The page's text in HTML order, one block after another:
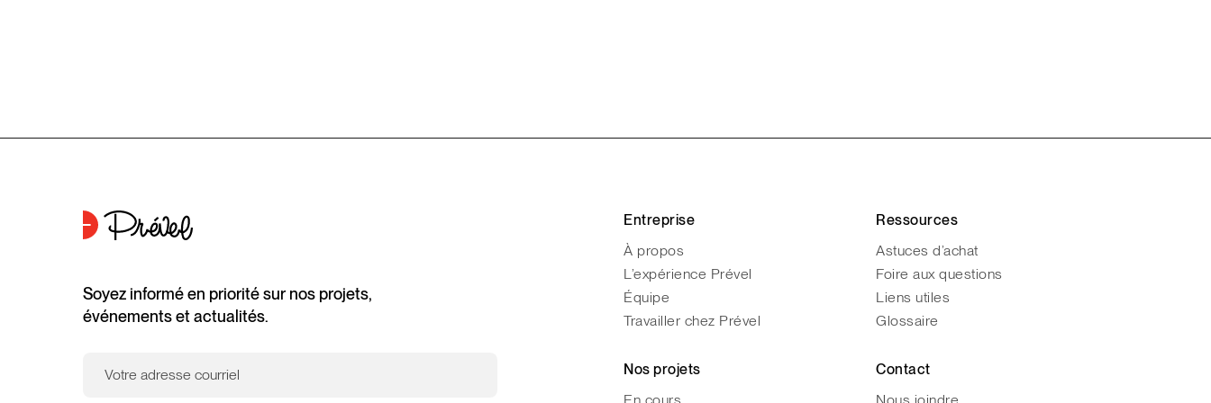
Soyez informé en priorité sur nos projets,
événements et actualités.
Entreprise
À propos
L’expérience Prével
Équipe
Travailler chez Prével
Nos projets
Ressources
Astuces d’achat
Foire aux questions
Liens utiles
Glossaire
Contact